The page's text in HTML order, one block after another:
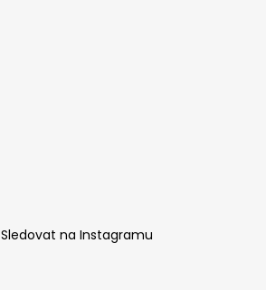
Sledovat na Instagramu